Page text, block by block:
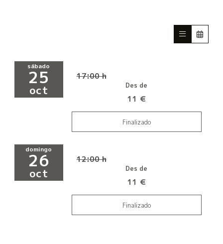
sábado
25
oct
17:00 h
Des de
11 €
Finalizado
domingo
26
oct
12:00 h
Des de
11 €
Finalizado